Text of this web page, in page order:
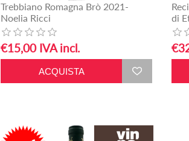
Trebbiano Romagna Brò 2021-
Noelia Ricci
€15,00 IVA incl.
di